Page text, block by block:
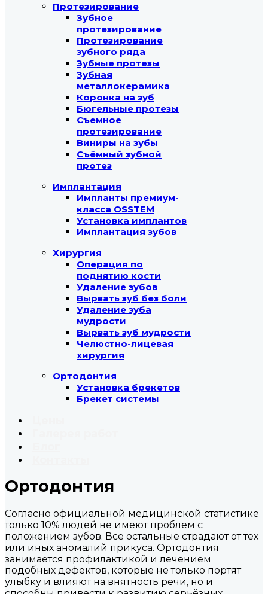
Протезирование
Зубное
протезирование
Протезирование
зубного ряда
Зубные протезы
Зубная
металлокерамика
Коронка на зуб
Бюгельные протезы
Съемное
протезирование
Виниры на зубы
Съёмный зубной
протез
Имплантация
Импланты премиум-
класса OSSTEM
Установка имплантов
Имплантация зубов
Хирургия
Операция по
поднятию кости
Удаление зубов
Вырвать зуб без боли
Удаление зуба
мудрости
Вырвать зуб мудрости
Челюстно-лицевая
хирургия
Ортодонтия
Установка брекетов
Брекет системы
Ортодонтия
Согласно официальной медицинской статистике
только 10% людей не имеют проблем с
положением зубов. Все остальные страдают от тех
или иных аномалий прикуса. Ортодонтия
занимается профилактикой и лечением
подобных дефектов, которые не только портят
улыбку и влияют на внятность речи, но и